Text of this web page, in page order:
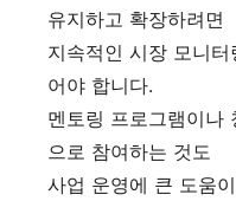
유지하고 확장하려면
지속적인 시장 모니
어야 합니다.
멘토링 프로그램이나
으로 참여하는 것도
사업 운영에 큰 도움